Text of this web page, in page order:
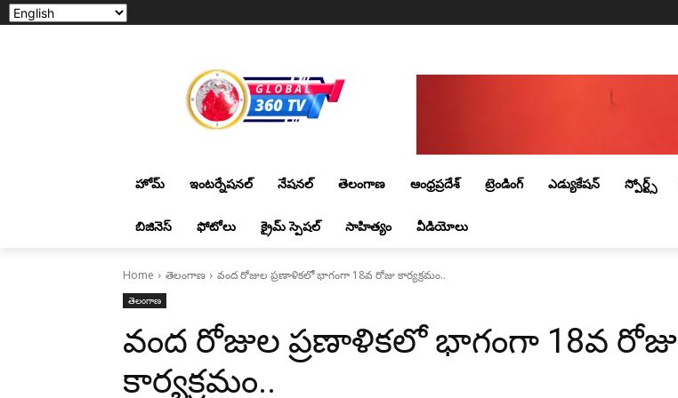
హోమ్ ఇంటర్నేషనల్ నేషనల్ తెలంగాణ ఆంధ్రప్రదేశ్ ట్రెండింగ్‌ ఎడ్యుకేషన్ స్పోర్ట్స్
బిజినెస్ ఫోటోలు క్రైమ్ స్పెషల్ సాహిత్యం వీడియోలు
Home తెలంగాణ వంద రోజుల ప్రణాళికలో భాగంగా 18వ రోజు కార్యక్రమం..
తెలంగాణ
వంద రోజుల ప్రణాళికలో భాగంగా 18వ రోజు
కార్యక్రమం..